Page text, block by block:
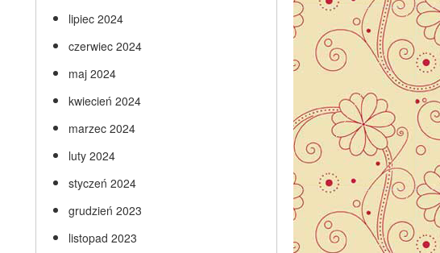
lipiec 2024
czerwiec 2024
maj 2024
kwiecień 2024
marzec 2024
luty 2024
styczeń 2024
grudzień 2023
listopad 2023